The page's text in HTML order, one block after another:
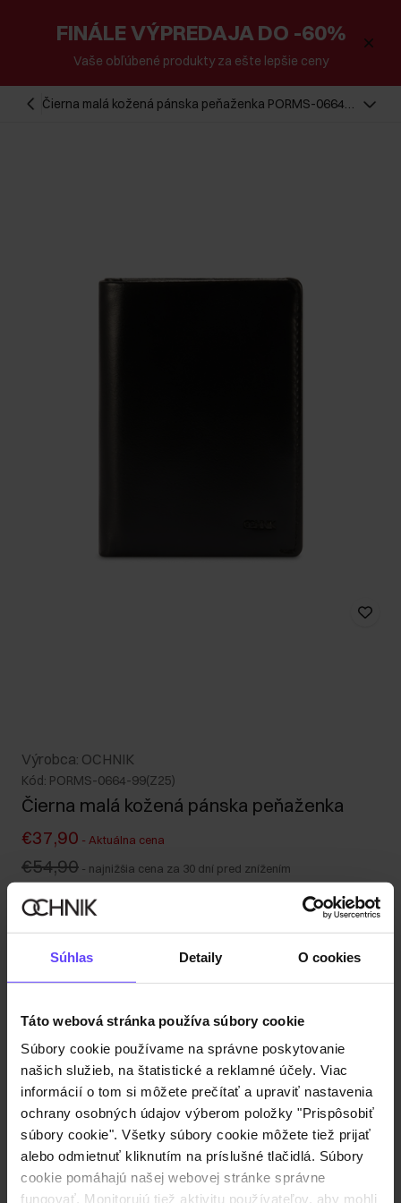
Súhlas Detaily O cookies
Táto webová stránka používa súbory cookie
Súbory cookie používame na správne poskytovanie
našich služieb, na štatistické a reklamné účely. Viac
informácií o tom si môžete prečítať a upraviť nastavenia
ochrany osobných údajov výberom položky "Prispôsobiť
súbory cookie". Všetky súbory cookie môžete tiež prijať
alebo odmietnuť kliknutím na príslušné tlačidlá. Súbory
cookie pomáhajú našej webovej stránke správne
fungovať. Monitorujú tiež aktivitu používateľov, aby mohli
FINÁLE VÝPREDAJA DO -60%
Vaše obľúbené produkty za ešte lepšie ceny
Čierna malá kožená pánska peňaženka PORMS-0664-
Výrobca: OCHNIK
Kód: PORMS-0664-99(Z25)
Čierna malá kožená pánska peňaženka
€37,90 - Aktuálna cena
€54,90 - najnižšia cena za 30 dní pred znížením
€54,90- bežná cena
Odoslanie do 1 pracovného dňa
Popis produktu
Detaily
Zloženie a rozmery
Recenzie